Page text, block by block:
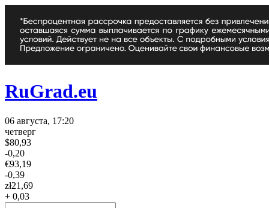
RuGrad.eu
06 августа, 17:20
четверг
$80,93
-0,20
€93,19
-0,39
zł21,69
+ 0,03